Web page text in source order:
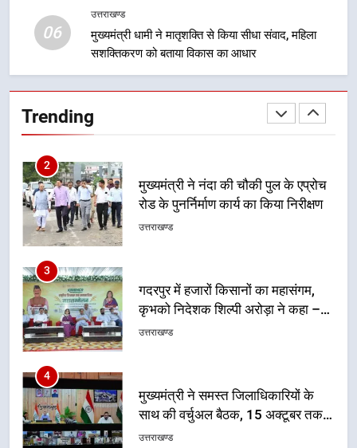
06
उत्तराखण्ड
मुख्यमंत्री धामी ने मातृशक्ति से किया सीधा संवाद, महिला
सशक्तिकरण को बताया विकास का आधार
Trending
रोड के पुनर्निर्माण कार्य का किया निरीक्षण
3
गदरपुर में हजारों किसानों का महासंगम,
कृभको निदेशक शिल्पी अरोड़ा ने कहा –
उत्पादन के साथ प्रसंस्करण, ब्रांडिंग और
उत्तराखण्ड
4
मुख्यमंत्री ने समस्त जिलाधिकारियों के
साथ की वर्चुअल बैठक, 15 अक्टूबर तक
किसी भी स्थिति में प्रदेश की सभी सड़कों
उत्तराखण्ड
5
महिलाओं को बाजार और तकनीक से
जोड़ना प्राथमिकता – कृभको निदेशक
शिल्पी अरोड़ा
उत्तराखण्ड